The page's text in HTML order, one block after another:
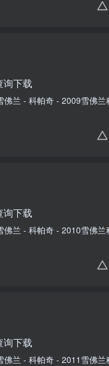
询下载
兰 - 科帕奇 - 2009雪佛
询下载
兰 - 科帕奇 - 2010雪佛
询下载
兰 - 科帕奇 - 2011雪佛兰